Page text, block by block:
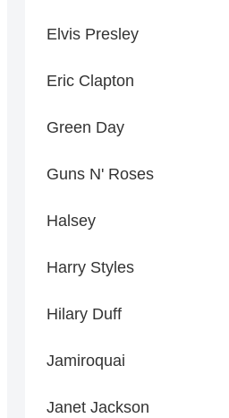
Elvis Presley
Eric Clapton
Green Day
Guns N' Roses
Halsey
Harry Styles
Hilary Duff
Jamiroquai
Janet Jackson